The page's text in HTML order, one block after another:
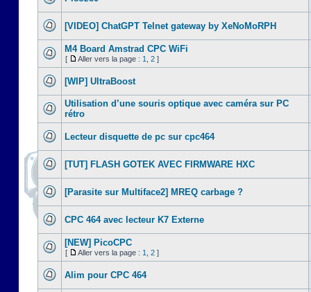
[VIDEO] ChatGPT Telnet gateway by XeNoMoRPH
M4 Board Amstrad CPC WiFi
[ Aller vers la page : 1 2 ]
[WIP] UltraBoost
Utilisation d’une souris optique avec caméra sur PC
rétro
Lecteur disquette de pc sur cpc464
[TUT] FLASH GOTEK AVEC FIRMWARE HXC
[Parasite sur Multiface2] MREQ carbage ?
CPC 464 avec lecteur K7 Externe
[NEW] PicoCPC
[ Aller vers la page : 1 2 ]
Alim pour CPC 464